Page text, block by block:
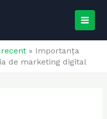
MAIN
recent » Importanța
de marketing digital